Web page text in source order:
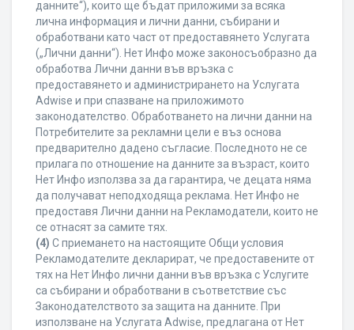
данните“), които ще бъдат приложими за всяка
лична информация и лични данни, събирани и
обработвани като част от предоставянето Услугата
(„Лични данни“). Нет Инфо може законосъобразно да
обработва Лични данни във връзка с
предоставянето и администрирането на Услугата
Adwise и при спазване на приложимото
законодателство. Обработването на лични данни на
Потребителите за рекламни цели е въз основа
предварително дадено съгласие. Последното не се
прилага по отношение на данните за възраст, които
Нет Инфо използва за да гарантира, че децата няма
да получават неподходяща реклама. Нет Инфо не
предоставя Лични данни на Рекламодатели, които не
се отнасят за самите тях.
(4) С приемането на настоящите Общи условия
Рекламодателите декларират, че предоставените от
тях на Нет Инфо лични данни във връзка с Услугите
са събирани и обработвани в съответствие със
Законодателството за защита на данните. При
използване на Услугата Adwise, предлагана от Нет